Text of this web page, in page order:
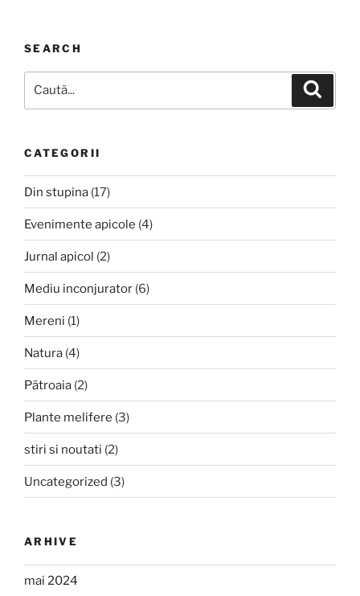
SEARCH
după:
CATEGORII
Din stupina (17)
Evenimente apicole (4)
Jurnal apicol (2)
Mediu inconjurator (6)
Mereni (1)
Natura (4)
Pătroaia (2)
Plante melifere (3)
stiri si noutati (2)
Uncategorized (3)
ARHIVE
mai 2024